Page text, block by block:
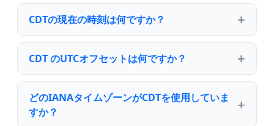
CDTの現在の時刻は何ですか？
CDT のUTCオフセットは何ですか？
どのIANAタイムゾーンがCDTを使用していま
すか？